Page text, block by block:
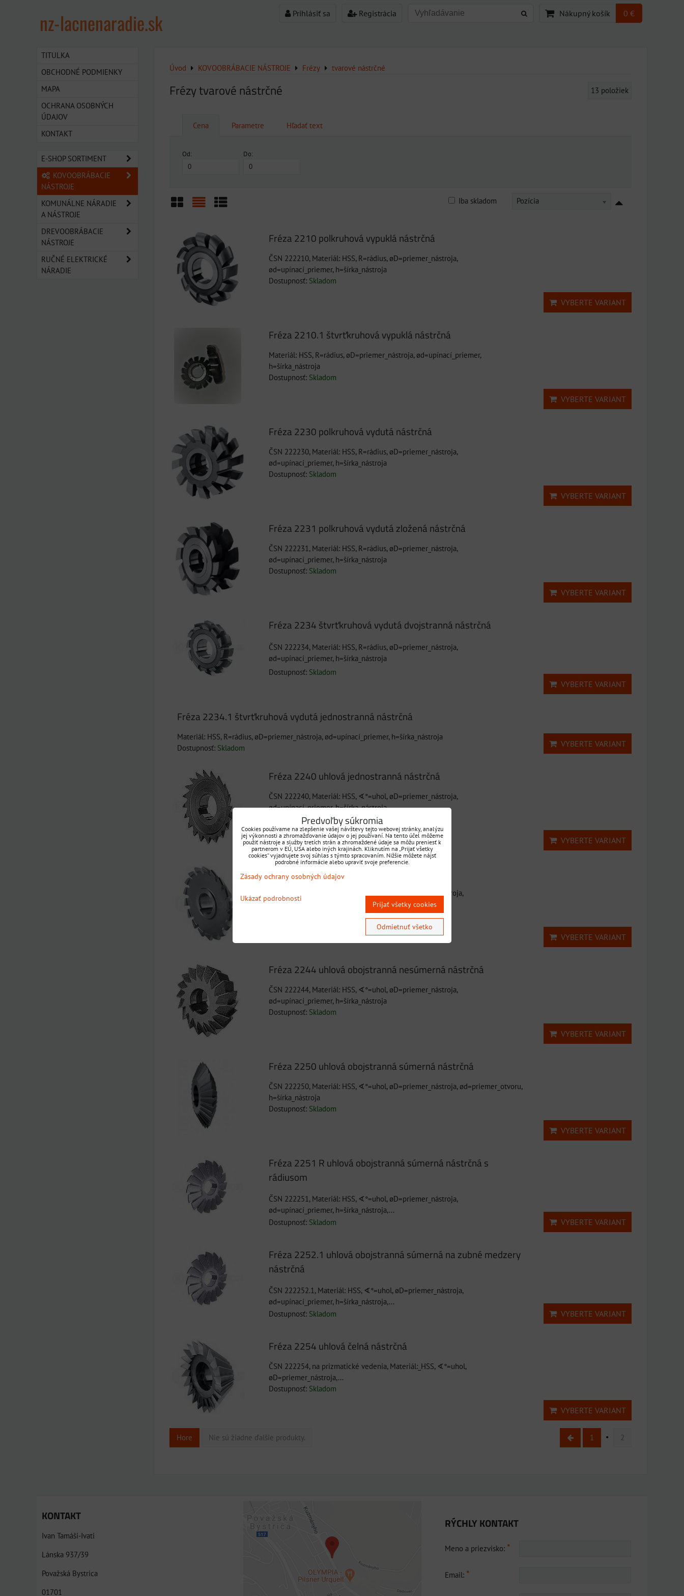
Prihlásiť sa Registrácia Nákupný košík 0 €
nz-lacnenaradie.sk
Úvod KOVOOBRÁBACIE NÁSTROJE Frézy tvarové nástrčné
Frézy tvarové nástrčné 13 položiek
Cena Parametre Hľadať text
Od: Do:
Pozícia
Iba skladom
Fréza 2210 polkruhová vypuklá nástrčná
ČSN 222210, Materiál: HSS, R=rádius, øD=priemer_nástroja,
ød=upínací_priemer, h=šírka_nástroja
Dostupnosť: Skladom
VYBERTE VARIANT
Fréza 2210.1 štvrťkruhová vypuklá nástrčná
Materiál: HSS, R=rádius, øD=priemer_nástroja, ød=upínací_priemer,
h=šírka_nástroja
Dostupnosť: Skladom
VYBERTE VARIANT
Fréza 2230 polkruhová vydutá nástrčná
ČSN 222230, Materiál: HSS, R=rádius, øD=priemer_nástroja,
ød=upínací_priemer, h=šírka_nástroja
Dostupnosť: Skladom
VYBERTE VARIANT
Fréza 2231 polkruhová vydutá zložená nástrčná
ČSN 222231, Materiál: HSS, R=rádius, øD=priemer_nástroja,
ød=upínací_priemer, h=šírka_nástroja
Dostupnosť: Skladom
VYBERTE VARIANT
Fréza 2234 štvrťkruhová vydutá dvojstranná nástrčná
ČSN 222234, Materiál: HSS, R=rádius, øD=priemer_nástroja,
ød=upínací_priemer, h=šírka_nástroja
Dostupnosť: Skladom
VYBERTE VARIANT
Fréza 2234.1 štvrťkruhová vydutá jednostranná nástrčná
Materiál: HSS, R=rádius, øD=priemer_nástroja, ød=upínací_priemer, h=šírka_nástroja
Dostupnosť: Skladom VYBERTE VARIANT
Fréza 2240 uhlová jednostranná nástrčná
ČSN 222240, Materiál: HSS, ∢°=uhol, øD=priemer_nástroja,
ød=upínací_priemer, h=šírka_nástroja
Dostupnosť:Skladom
VYBERTE VARIANT
Fréza 2242.1 uhlová jednostranná nástrčná
ČSN 222242.1, Materiál: HSS, ∢°=uhol, øD=priemer_nástroja,
ød=upínací_priemer, h=šírka_nástroja,...
VYBERTE VARIANT
Fréza 2244 uhlová obojstranná nesúmerná nástrčná
ČSN 222244, Materiál: HSS, ∢°=uhol, øD=priemer_nástroja,
ød=upínací_priemer, h=šírka_nástroja
Dostupnosť: Skladom
VYBERTE VARIANT
Fréza 2250 uhlová obojstranná súmerná nástrčná
ČSN 222250, Materiál: HSS, ∢°=uhol, øD=priemer_nástroja, ød=priemer_otvoru,
h=šírka_nástroja
Dostupnosť: Skladom
VYBERTE VARIANT
Fréza 2251 R uhlová obojstranná súmerná nástrčná s
rádiusom
ČSN 222251, Materiál: HSS, ∢°=uhol, øD=priemer_nástroja,
ød=upínací_priemer, h=šírka_nástroja,...
Dostupnosť: Skladom VYBERTE VARIANT
Fréza 2252.1 uhlová obojstranná súmerná na zubné medzery
nástrčná
ČSN 222252.1, Materiál: HSS, ∢°=uhol, øD=priemer_nástroja,
ød=upínací_priemer, h=šírka_nástroja,...
Dostupnosť: Skladom VYBERTE VARIANT
Fréza 2254 uhlová čelná nástrčná
ČSN 222254, na prizmatické vedenia, Materiál:_HSS, ∢°=uhol,
øD=priemer_nástroja,...
Dostupnosť: Skladom
VYBERTE VARIANT
Hore Nie sú žiadne ďalšie produkty. 1 2
TITULKA
OBCHODNÉ PODMIENKY
MAPA
OCHRANA OSOBNÝCH
ÚDAJOV
KONTAKT
E-SHOP SORTIMENT
KOVOOBRÁBACIE
NÁSTROJE
KOMUNÁLNE NÁRADIE
A NÁSTROJE
DREVOOBRÁBACIE
NÁSTROJE
RUČNÉ ELEKTRICKÉ
NÁRADIE
KONTAKT
Ivan Tamáši-Ivati
Lánska 937/39
Považská Bystrica
01701
Externý obsah je blokovaný Voľbami
súkromia
Prajete si načítať externý obsah?
Povoliť tentokrát
RÝCHLY KONTAKT
Meno a priezvisko: *
Email: *
Predvoľby súkromia
Cookies používame na zlepšenie vašej návštevy tejto webovej stránky, analýzu
jej výkonnosti a zhromažďovanie údajov o jej používaní. Na tento účel môžeme
použiť nástroje a služby tretích strán a zhromaždené údaje sa môžu preniesť k
partnerom v EÚ, USA alebo iných krajinách. Kliknutím na „Prijať všetky
cookies“ vyjadrujete svoj súhlas s týmto spracovaním. Nižšie môžete nájsť
podrobné informácie alebo upraviť svoje preferencie.
Zásady ochrany osobných údajov
Ukázať podrobnosti
Prijať všetky cookies
Odmietnuť všetko